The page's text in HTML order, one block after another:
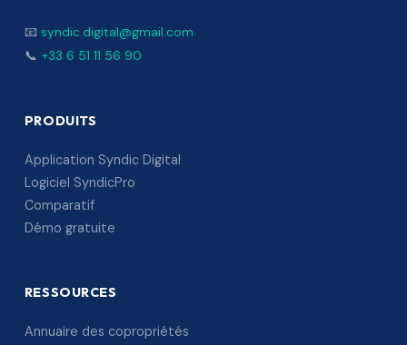
📧 syndic.digital@gmail.com
📞 +33 6 51 11 56 90
PRODUITS
Application Syndic Digital
Logiciel SyndicPro
Comparatif
Démo gratuite
RESSOURCES
Annuaire des copropriétés